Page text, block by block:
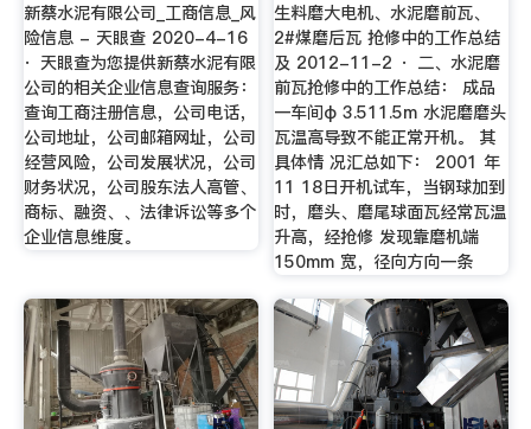
新蔡水泥有限公司_工商信息_风
险信息 - 天眼查 2020-4-16
· 天眼查为您提供新蔡水泥有限
公司的相关企业信息查询服务：
查询工商注册信息，公司电话，
公司地址，公司邮箱网址，公司
经营风险，公司发展状况，公司
财务状况，公司股东法人高管、
商标、融资、、法律诉讼等多个
企业信息维度。
生料磨大电机、水泥磨前瓦、
2#煤磨后瓦 抢修中的工作总结
及 2012-11-2 · 二、水泥磨
前瓦抢修中的工作总结： 成品
一车间φ 3.511.5m 水泥磨磨头
瓦温高导致不能正常开机。 其
具体情 况汇总如下： 2001 年
11 18日开机试车，当钢球加到
时，磨头、磨尾球面瓦经常瓦温
升高，经抢修 发现靠磨机端
150mm 宽，径向方向一条